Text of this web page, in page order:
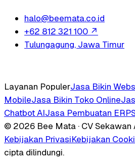
halo@beemata.co.id
+62 812 321 100 ↗
Tulungagung, Jawa Timur
Layanan PopulerJasa Bikin
MobileJasa Bikin Toko Online
Chatbot AIJasa Pembuatan ERP
© 2026 Bee Mata · CV Sekawan
Kebijakan PrivasiKebijakan
cipta dilindungi.